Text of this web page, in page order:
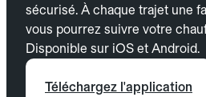
sécurisé. À chaque trajet une
vous pourrez suivre votre
Disponible sur iOS et Android.
Téléchargez l'application